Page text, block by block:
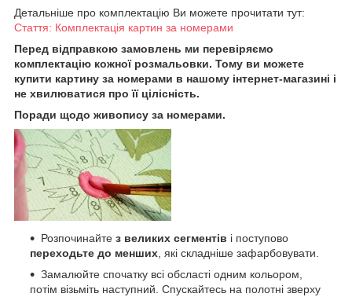
Детальніше про комплектацію Ви можете прочитати тут:
Стаття: Комплектація картин за номерами
Перед відправкою замовлень ми перевіряємо
комплектацію кожної розмальовки. Тому ви можете
купити картину за номерами в нашому інтернет-магазині і
не хвилюватися про її цілісність.
Поради щодо живопису за номерами.
Розпочинайте з великих сегментів і поступово
переходьте до менших , які складніше зафарбовувати.
Замалюйте спочатку всі обсласті одним кольором,
потім візьміть наступний. Спускайтесь на полотні зверху